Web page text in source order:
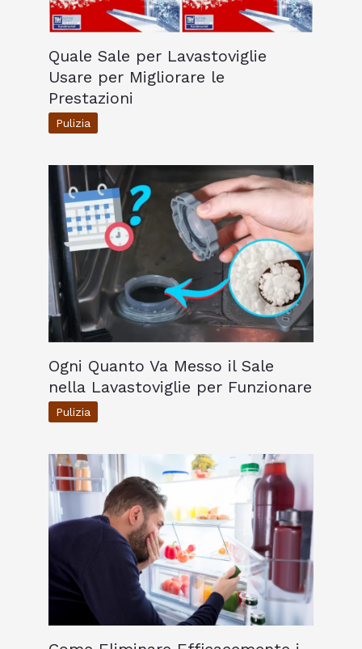
Quale Sale per Lavastoviglie
Usare per Migliorare le
Prestazioni
Pulizia
Ogni Quanto Va Messo il Sale
nella Lavastoviglie per Funzionare
Pulizia